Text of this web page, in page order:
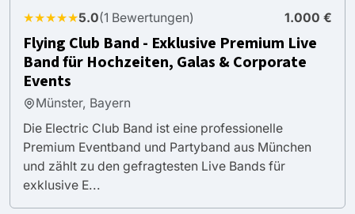
★★★★★5.0(1 Bewertungen) 1.000 €
Flying Club Band - Exklusive Premium Live
Band für Hochzeiten, Galas & Corporate
Events
Münster, Bayern
Die Electric Club Band ist eine professionelle
Premium Eventband und Partyband aus München
und zählt zu den gefragtesten Live Bands für
exklusive E...